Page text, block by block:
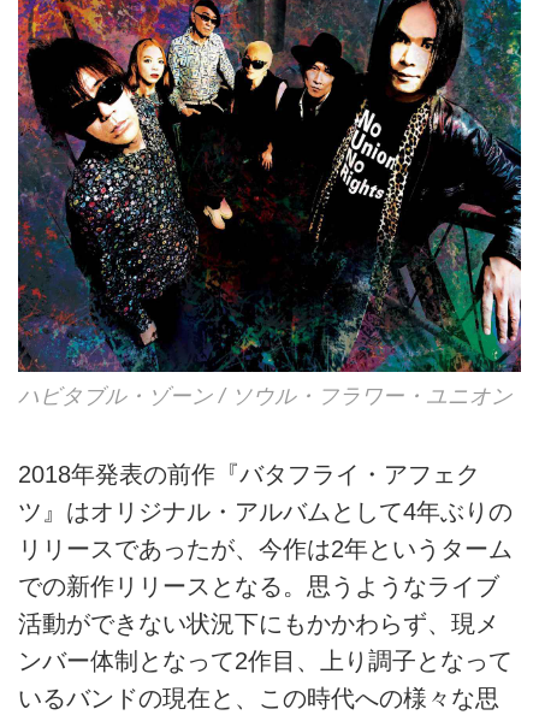
ハビタブル・ゾーン / ソウル・フラワー・ユニオン
2018年発表の前作『バタフライ・アフェク
ツ』はオリジナル・アルバムとして4年ぶりの
リリースであったが、今作は2年というターム
での新作リリースとなる。思うようなライブ
活動ができない状況下にもかかわらず、現メ
ンバー体制となって2作目、上り調子となって
いるバンドの現在と、この時代への様々な思